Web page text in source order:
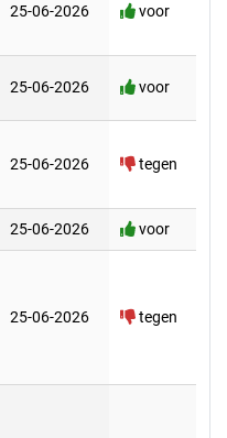
25-06-2026 voor
25-06-2026 voor
25-06-2026 tegen
25-06-2026 voor
25-06-2026 tegen